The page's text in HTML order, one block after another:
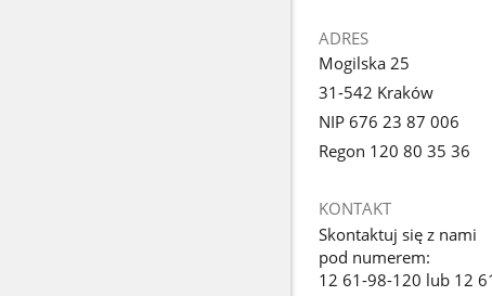
ADRES
Mogilska 25
31-542 Kraków
NIP 676 23 87 006
Regon 120 80 35 36
KONTAKT
Skontaktuj się z nami
pod numerem:
12 61-98-120 lub 12